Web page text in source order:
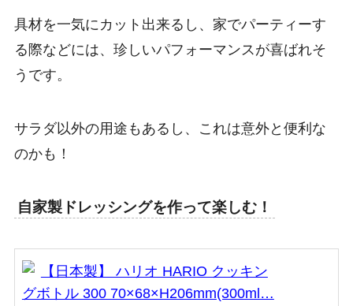
具材を一気にカット出来るし、家でパーティーす
る際などには、珍しいパフォーマンスが喜ばれそ
うです。
サラダ以外の用途もあるし、これは意外と便利な
のかも！
自家製ドレッシングを作って楽しむ！